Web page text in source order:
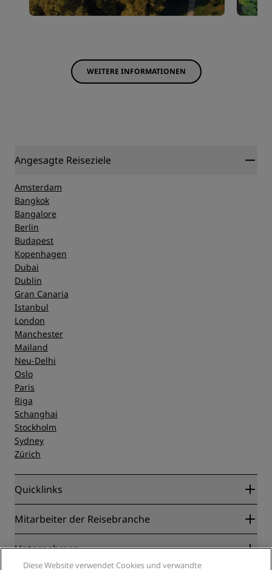
WEITERE INFORMATIONEN
Angesagte Reiseziele
Amsterdam
Bangkok
Bangalore
Berlin
Budapest
Kopenhagen
Dubai
Dublin
Gran Canaria
Istanbul
London
Manchester
Mailand
Neu-Delhi
Oslo
Paris
Riga
Schanghai
Stockholm
Sydney
Zürich
Quicklinks
Radisson Rewards
Blog
Mitarbeiter der Reisebranche
Partner
Reisebüros
Unternehmen
Diese Website verwendet Cookies und verwandte